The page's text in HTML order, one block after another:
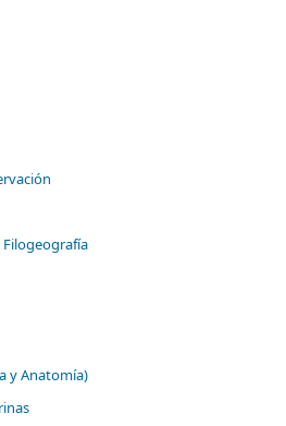
Filogeografía
y Anatomía)